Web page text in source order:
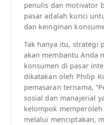
penulis dan motivator
pasar adalah kunci
dan keinginan
Tak hanya itu, strategi
akan membantu Anda
konsumen di pasar
dikatakan oleh Philip
pemasaran ternama,
sosial dan manajerial
kelompok
melalui menciptakan,